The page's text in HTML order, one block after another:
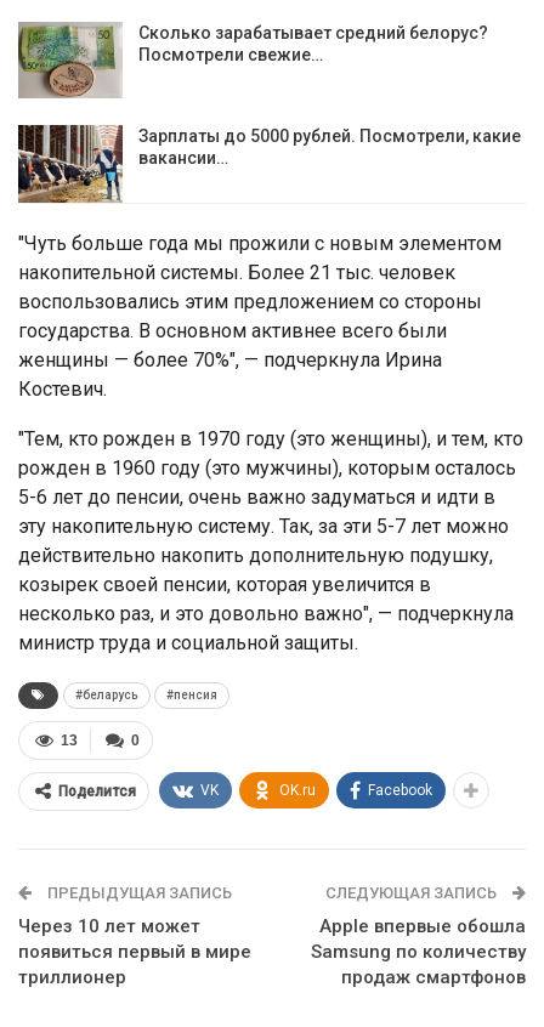
Сколько зарабатывает средний белорус?
Посмотрели свежие…
Зарплаты до 5000 рублей. Посмотрели, какие
вакансии…
"Чуть больше года мы прожили с новым элементом
накопительной системы. Более 21 тыс. человек
воспользовались этим предложением со стороны
государства. В основном активнее всего были
женщины — более 70%", — подчеркнула Ирина
Костевич.
"Тем, кто рожден в 1970 году (это женщины), и тем, кто
рожден в 1960 году (это мужчины), которым осталось
5-6 лет до пенсии, очень важно задуматься и идти в
эту накопительную систему. Так, за эти 5-7 лет можно
действительно накопить дополнительную подушку,
козырек своей пенсии, которая увеличится в
несколько раз, и это довольно важно", — подчеркнула
министр труда и социальной защиты.
#беларусь #пенсия
0
13
Поделится VK OK.ru Facebook
ПРЕДЫДУЩАЯ ЗАПИСЬ
Через 10 лет может
появиться первый в мире
триллионер
СЛЕДУЮЩАЯ ЗАПИСЬ
Apple впервые обошла
Samsung по количеству
продаж смартфонов